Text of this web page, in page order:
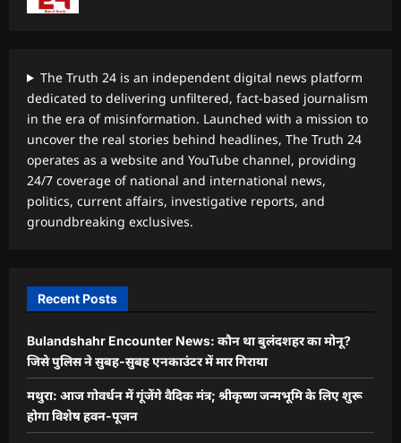
The Truth 24 is an independent digital news platform
dedicated to delivering unfiltered, fact-based journalism
in the era of misinformation. Launched with a mission to
uncover the real stories behind headlines, The Truth 24
operates as a website and YouTube channel, providing
24/7 coverage of national and international news,
politics, current affairs, investigative reports, and
groundbreaking exclusives.
Recent Posts
Bulandshahr Encounter News: कौन था बुलंदशहर का मोनू?
जिसे पुलिस ने सुबह-सुबह एनकाउंटर में मार गिराया
मथुरा: आज गोवर्धन में गूंजेंगे वैदिक मंत्र; श्रीकृष्ण जन्मभूमि के लिए शुरू
होगा विशेष हवन-पूजन